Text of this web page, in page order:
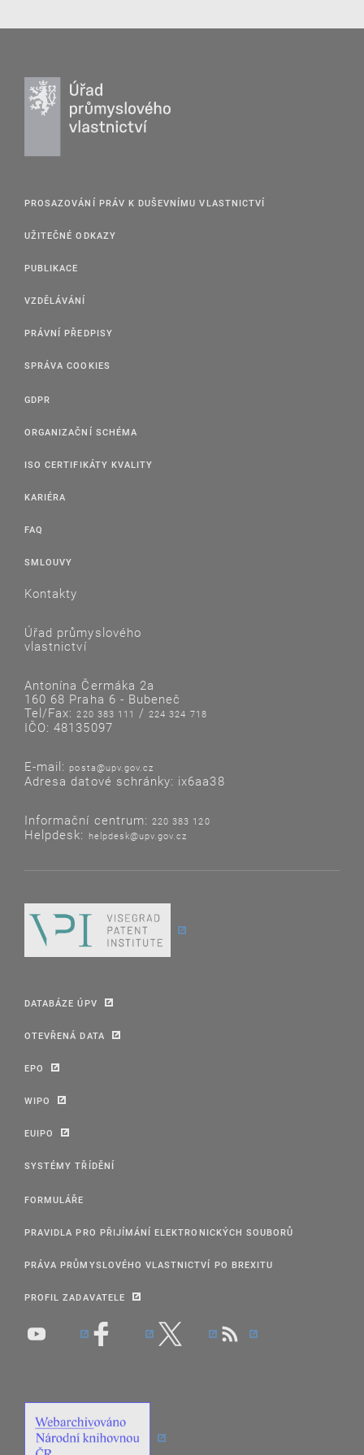
PROSAZOVÁNÍ PRÁV K DUŠEVNÍMU VLASTNICTVÍ
UŽITEČNÉ ODKAZY
PUBLIKACE
VZDĚLÁVÁNÍ
PRÁVNÍ PŘEDPISY
SPRÁVA COOKIES
GDPR
ORGANIZAČNÍ SCHÉMA
ISO CERTIFIKÁTY KVALITY
KARIÉRA
FAQ
SMLOUVY
Kontakty
Úřad průmyslového
vlastnictví
Antonína Čermáka 2a
160 68 Praha 6 - Bubeneč
Tel/Fax:220 383 111 /224 324 718
IČO: 48135097
E-mail: posta@upv.gov.cz
Adresa datové schránky: ix6aa38
Informační centrum: 220 383 120
Helpdesk: helpdesk@upv.gov.cz
DATABÁZE ÚPV
OTEVŘENÁ DATA
EPO
WIPO
EUIPO
SYSTÉMY TŘÍDĚNÍ
FORMULÁŘE
PRAVIDLA PRO PŘIJÍMÁNÍ ELEKTRONICKÝCH SOUBORŮ
PRÁVA PRŮMYSLOVÉHO VLASTNICTVÍ PO BREXITU
PROFIL ZADAVATELE